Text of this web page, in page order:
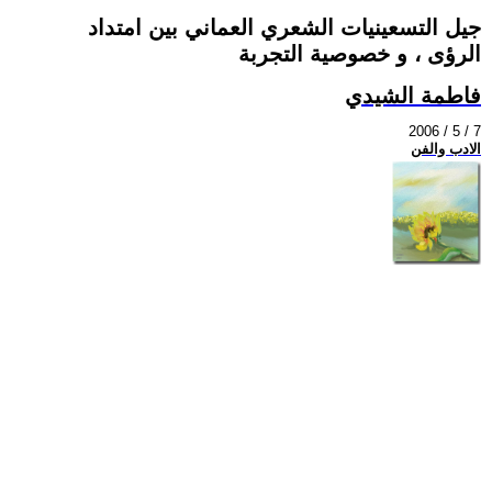
جيل التسعينيات الشعري العماني بين امتداد
الرؤى ، و خصوصية التجربة
فاطمة الشيدي
2006 / 5 / 7
الادب والفن